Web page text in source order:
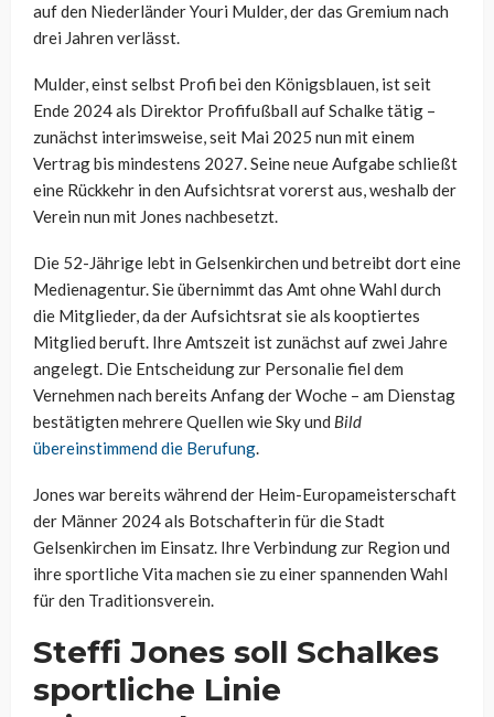
auf den Niederländer Youri Mulder, der das Gremium nach
drei Jahren verlässt.
Mulder, einst selbst Profi bei den Königsblauen, ist seit
Ende 2024 als Direktor Profifußball auf Schalke tätig –
zunächst interimsweise, seit Mai 2025 nun mit einem
Vertrag bis mindestens 2027. Seine neue Aufgabe schließt
eine Rückkehr in den Aufsichtsrat vorerst aus, weshalb der
Verein nun mit Jones nachbesetzt.
Die 52-Jährige lebt in Gelsenkirchen und betreibt dort eine
Medienagentur. Sie übernimmt das Amt ohne Wahl durch
die Mitglieder, da der Aufsichtsrat sie als kooptiertes
Mitglied beruft. Ihre Amtszeit ist zunächst auf zwei Jahre
angelegt. Die Entscheidung zur Personalie fiel dem
Vernehmen nach bereits Anfang der Woche – am Dienstag
bestätigten mehrere Quellen wie Sky und Bild
übereinstimmend die Berufung.
Jones war bereits während der Heim-Europameisterschaft
der Männer 2024 als Botschafterin für die Stadt
Gelsenkirchen im Einsatz. Ihre Verbindung zur Region und
ihre sportliche Vita machen sie zu einer spannenden Wahl
für den Traditionsverein.
Steffi Jones soll Schalkes
sportliche Linie